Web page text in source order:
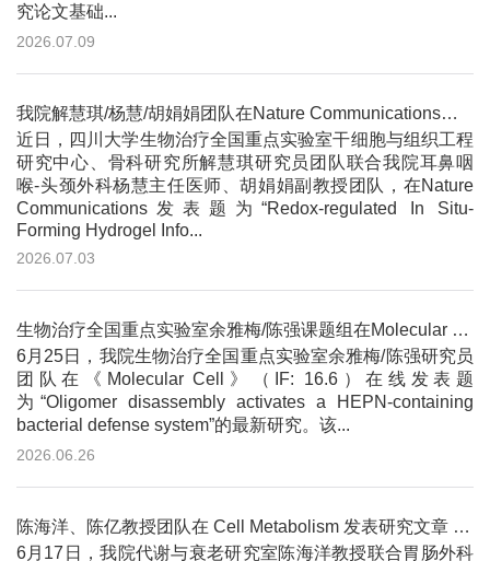
究论文基础...
2026.07.09
我院解慧琪/杨慧/胡娟娟团队在Nature Communications发文：开发适配声带振动功能的原位成胶水凝胶，促进声带...
近日，四川大学生物治疗全国重点实验室干细胞与组织工程
研究中心、骨科研究所解慧琪研究员团队联合我院耳鼻咽
喉-头颈外科杨慧主任医师、胡娟娟副教授团队，在Nature
Communications发表题为“Redox-regulated In Situ-
Forming Hydrogel Info...
2026.07.03
生物治疗全国重点实验室余雅梅/陈强课题组在Molecular Cell发文，揭示细菌免疫新机制
6月25日，我院生物治疗全国重点实验室余雅梅/陈强研究员
团队在《Molecular Cell》（IF: 16.6）在线发表题
为“Oligomer disassembly activates a HEPN-containing
bacterial defense system”的最新研究。该...
2026.06.26
陈海洋、陈亿教授团队在 Cell Metabolism 发表研究文章 揭示肝细胞 - 肠道干细胞远程通讯调控血糖稳态新机制
6月17日，我院代谢与衰老研究室陈海洋教授联合胃肠外科